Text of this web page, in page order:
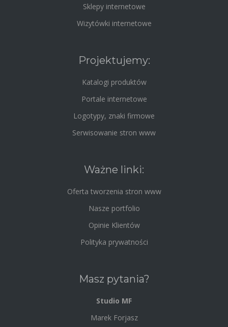
Sklepy internetowe
Wizytówki internetowe
Projektujemy:
Katalogi produktów
Portale internetowe
Logotypy, znaki firmowe
Serwisowanie stron www
Ważne linki:
Oferta tworzenia stron www
Nasze portfolio
Opinie Klientów
Polityka prywatności
Masz pytania?
Studio MF
Marek Forjasz